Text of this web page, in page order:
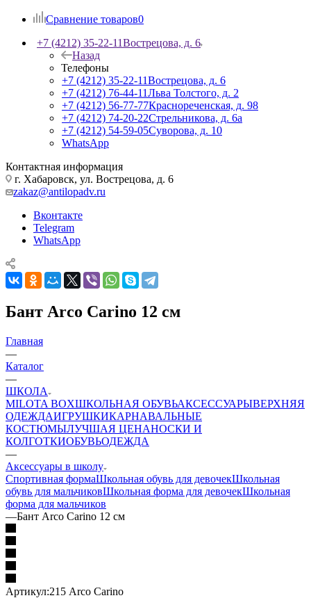
Сравнение товаров0
+7 (4212) 35-22-11Вострецова, д. 6
Назад
Телефоны
+7 (4212) 35-22-11Вострецова, д. 6
+7 (4212) 76-44-11Льва Толстого, д. 2
+7 (4212) 56-77-77Краснореченская, д. 98
+7 (4212) 74-20-22Стрельникова, д. 6а
+7 (4212) 54-59-05Суворова, д. 10
WhatsApp
Контактная информация
г. Хабаровск, ул. Вострецова, д. 6
zakaz@antilopadv.ru
Вконтакте
Telegram
WhatsApp
Бант Arco Carino 12 см
Главная
—
Каталог
—
ШКОЛА
MILOTA BOXШКОЛЬНАЯ ОБУВЬАКСЕССУАРЫВЕРХНЯЯ
ОДЕЖДАИГРУШКИКАРНАВАЛЬНЫЕ
КОСТЮМЫЛУЧШАЯ ЦЕНАНОСКИ И
КОЛГОТКИОБУВЬОДЕЖДА
—
Аксессуары в школу
Спортивная формаШкольная обувь для девочекШкольная
обувь для мальчиковШкольная форма для девочекШкольная
форма для мальчиков
—Бант Arco Carino 12 см
Артикул:215 Arco Carino